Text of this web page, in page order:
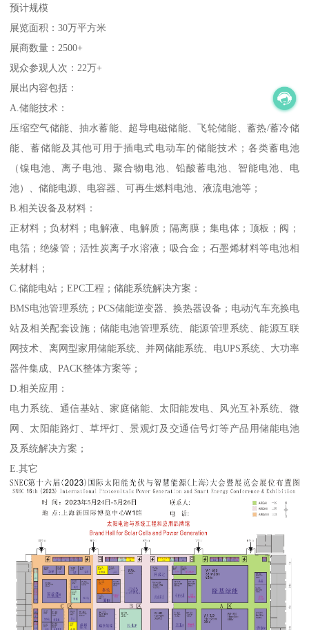
预计规模
展览面积：30万平方米
展商数量：2500+
观众参观人次：22万+
展出内容包括：
A.储能技术：
压缩空气储能、抽水蓄能、超导电磁储能、飞轮储能、蓄热/蓄冷储
能、蓄储能及其他可用于插电式电动车的储能技术；各类蓄电池
（镍电池、离子电池、聚合物电池、铅酸蓄电池、智能电池、电
池）、储能电源、电容器、可再生燃料电池、液流电池等；
B.相关设备及材料：
正材料；负材料；电解液、电解质；隔离膜；集电体；顶板；阀；
电箔；绝缘管；活性炭离子水溶液；吸合金；石墨烯材料等电池相
关材料；
C.储能电站；EPC工程；储能系统解决方案：
BMS电池管理系统；PCS储能逆变器、换热器设备；电动汽车充换电
站及相关配套设施；储能电池管理系统、能源管理系统、能源互联
网技术、离网型家用储能系统、并网储能系统、电UPS系统、大功率
器件集成、PACK整体方案等；
D.相关应用：
电力系统、通信基站、家庭储能、太阳能发电、风光互补系统、微
网、太阳能路灯、草坪灯、景观灯及交通信号灯等产品用储能电池
及系统解决方案；
E.其它